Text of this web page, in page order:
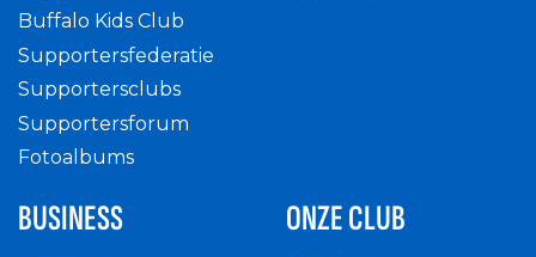
Buffalo Kids Club
Supportersfederatie
Supportersclubs
Supportersforum
Fotoalbums
BUSINESS ONZE CLUB